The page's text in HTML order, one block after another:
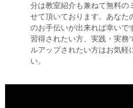
分は教室紹介も兼ねて無料の
せて頂いております。あなた
のお手伝いが出来れば幸いで
習得されたい方、実践・実務
ルアップされたい方はお気軽
い。